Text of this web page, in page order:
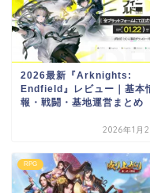
2026最新『Arknights:
Endfield』レビュー｜基本
報・戦闘・基地運営まとめ
2026年1月
RPG